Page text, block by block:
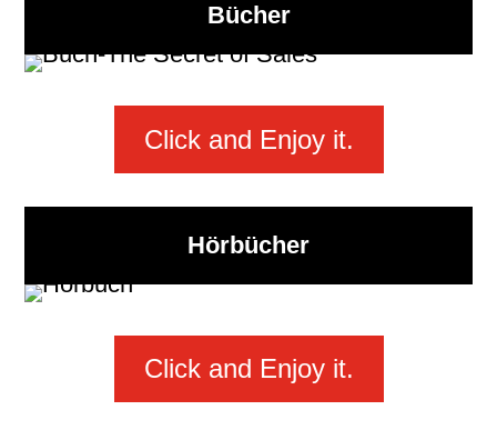
Bücher
Click and Enjoy it.
Hörbücher
Click and Enjoy it.